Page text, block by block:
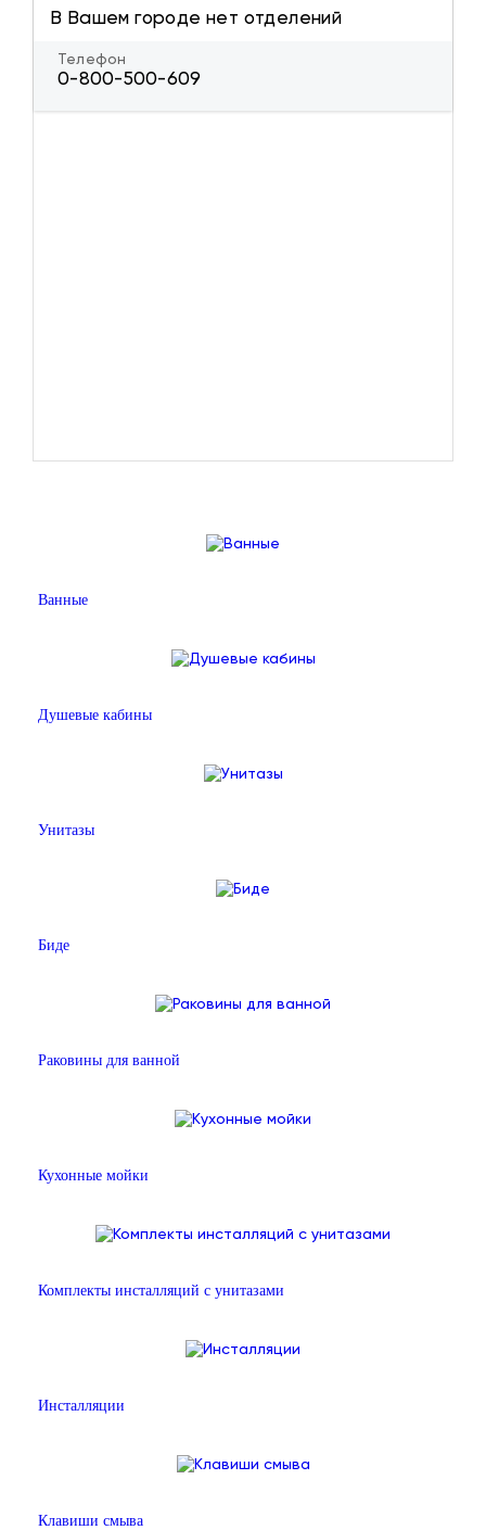
В Вашем городе нет отделений
Телефон
0-800-500-609
Ванные
Душевые кабины
Унитазы
Биде
Раковины для ванной
Кухонные мойки
Комплекты инсталляций с унитазами
Инсталляции
Клавиши смыва